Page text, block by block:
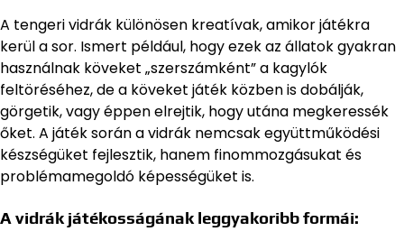
A tengeri vidrák különösen kreatívak, amikor játékra
kerül a sor. Ismert például, hogy ezek az állatok gyakran
használnak köveket „szerszámként” a kagylók
feltöréséhez, de a köveket játék közben is dobálják,
görgetik, vagy éppen elrejtik, hogy utána megkeressék
őket. A játék során a vidrák nemcsak együttműködési
készségüket fejlesztik, hanem finommozgásukat és
problémamegoldó képességüket is.
A vidrák játékosságának leggyakoribb formái: